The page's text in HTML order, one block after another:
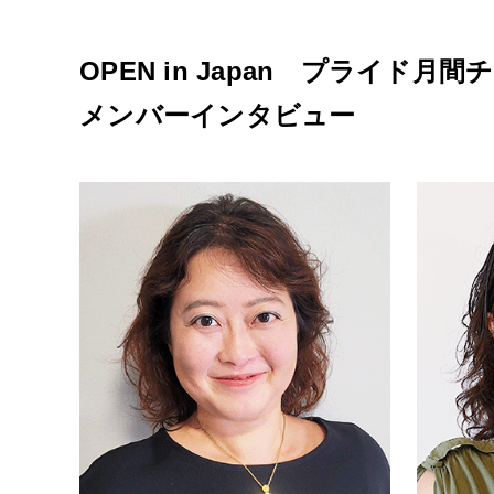
OPEN in Japan プライド月間
メンバーインタビュー